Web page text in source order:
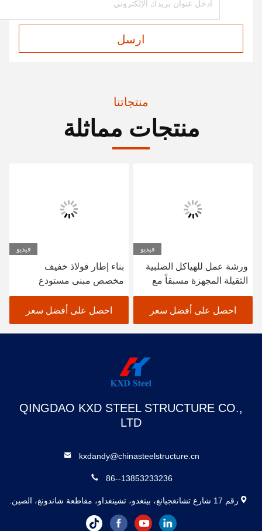
ارسل
منتجاتنا
منتجات مماثلة
فيديو
ورشة عمل للهياكل الصلبية
الثقيلة المجهزة مسبقاً مع
مباني ورشة العمل المعدنية
ذات التصميم المرن
احصل على أفضل سعر
فيديو
بناء إطار فولاذ خفيف
مخصص مبنى مستودع
تجاري
احصل على أفضل سعر
QINGDAO KXD STEEL STRUCTURE CO.,
LTD
kxdandy@chinasteelstructure.cn
86--13853233236
رقم 17 شارع تشانغجيانغ، بينغدو، تشينغداو، مقاطعة شاندونغ، الصين.